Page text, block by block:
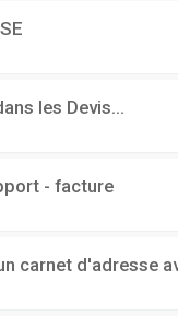
les Devis...
- facture
carnet d'adresse